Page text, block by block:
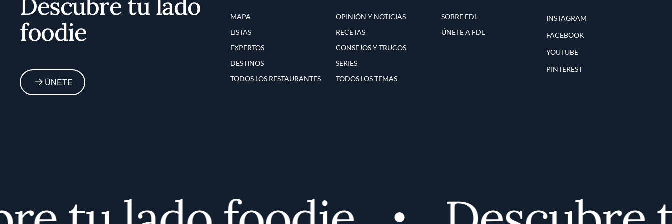
foodie
ÚNETE
MAPA
LISTAS
EXPERTOS
DESTINOS
TODOS LOS RESTAURANTES
OPINIÓN Y NOTICIAS
RECETAS
CONSEJOS Y TRUCOS
SERIES
TODOS LOS TEMAS
SOBRE FDL
ÚNETE A FDL
INSTAGRAM
FACEBOOK
YOUTUBE
PINTEREST